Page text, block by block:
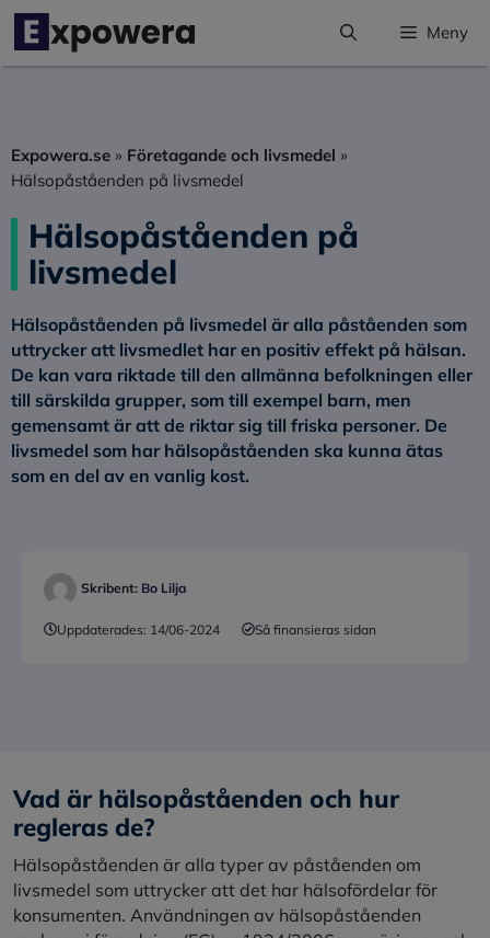
Hoppa
innehåll
Meny
Expowera.se » Företagande och livsmedel »
Hälsopåståenden på livsmedel
Hälsopåståenden på
livsmedel
Hälsopåståenden på livsmedel är alla påståenden som
uttrycker att livsmedlet har en positiv effekt på hälsan.
De kan vara riktade till den allmänna befolkningen eller
till särskilda grupper, som till exempel barn, men
gemensamt är att de riktar sig till friska personer. De
livsmedel som har hälsopåståenden ska kunna ätas
som en del av en vanlig kost.
Skribent: Bo Lilja
Uppdaterades: 14/06-2024 Så finansieras sidan
Vad är hälsopåståenden och hur
regleras de?
Hälsopåståenden är alla typer av påståenden om
livsmedel som uttrycker att det har hälsofördelar för
konsumenten. Användningen av hälsopåståenden